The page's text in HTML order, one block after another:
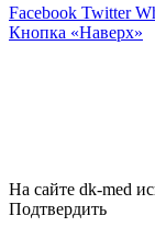
Facebook Twitter
Кнопка «Наверх»
На сайте dk-med
Подтвердить